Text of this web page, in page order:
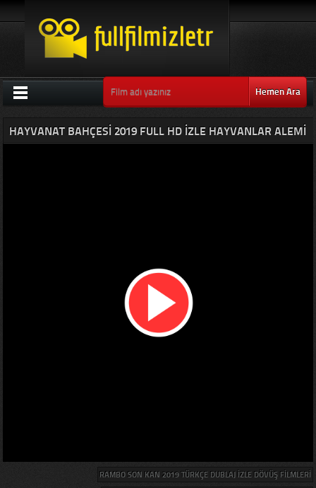
Hemen Ara
HAYVANAT BAHÇESI 2019 FULL HD IZLE HAYVANLAR ALEMI
RAMBO SON KAN 2019 TÜRKÇE DUBLAJ IZLE DÖVÜŞ FILMLERI